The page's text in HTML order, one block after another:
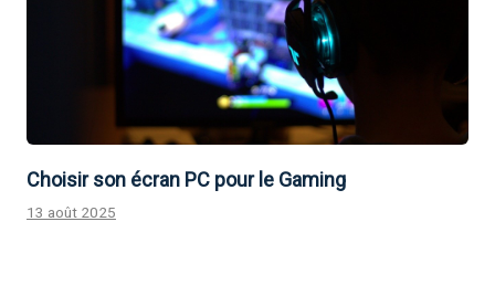
Choisir son écran PC pour le Gaming
13 août 2025